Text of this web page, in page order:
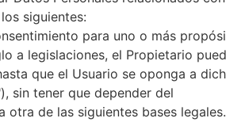
1GB
8GB
microSD, hasta 32 GB (ranura
Red y Datos
1 Mini-SIM
siguientes:
para uno o más
a legislaciones, el Propietario
que el Usuario se oponga a
sin tener que depender del
otra de las siguientes bases